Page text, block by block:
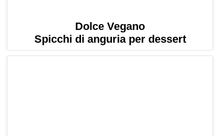
Dolce Vegano
Spicchi di anguria per dessert